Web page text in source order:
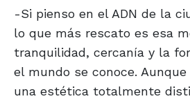
-Si pienso en el ADN de la
lo que más rescato es esa
tranquilidad, cercanía y la
el mundo se conoce.
una estética totalmente